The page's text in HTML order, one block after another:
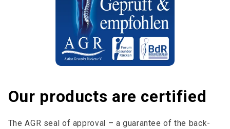
Our products are certified
The AGR seal of approval – a guarantee of the back-